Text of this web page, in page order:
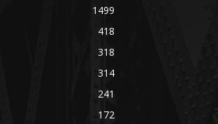
1499
418
318
314
241
172